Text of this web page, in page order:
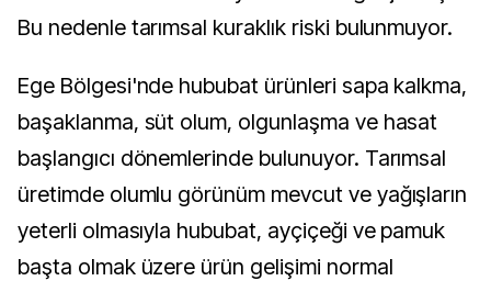
Bu nedenle tarımsal kuraklık riski bulunmuyor.​​​​​​​
Ege Bölgesi'nde hububat ürünleri sapa kalkma,
başaklanma, süt olum, olgunlaşma ve hasat
başlangıcı dönemlerinde bulunuyor. Tarımsal
üretimde olumlu görünüm mevcut ve yağışların
yeterli olmasıyla hububat, ayçiçeği ve pamuk
başta olmak üzere ürün gelişimi normal